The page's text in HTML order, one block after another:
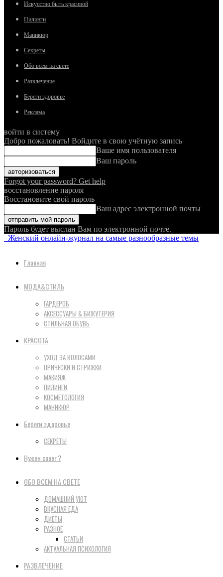
Искусство быть красивой
Пилинги
Маникюр
Секреты
Обо всём на свете
Развлечение
Береги здоровье
Реклама
войти в систему
Добро пожаловать! Войдите в свою учётную запись
Ваше имя пользователя
Ваш пароль
Forgot your password? Get help
восстановление пароля
Восстановите свой пароль
Ваш адрес электронной почты
Пароль будет выслан Вам по электронной почте.
Женский онлайн-журнал на самые разнообразные темы
Главная
МОДА&СТИЛЬ
ГАРДЕРОБ
АКСЕССУАРЫ & БИЖУТЕРИЯ
СТИЛЬНАЯ ОБУВЬ
КРАСОТА
УХОД ЗА ВОЛОСАМИ
ПРИЧЕСКИ И СТРИЖКИ
МАКИЯЖ
ПИЛИНГИ
КОСМЕТОЛОГИЯ
МАНИКЮР
Береги здоровье
СЕКРЕТЫ
Нужен совет?
ОБО ВСЕМ НА СВЕТЕ
ДОМАШНИЙ УЮТ
ВКУСНАЯ ЕДА
ДИЕТЫ
РАЗНОЕ
СТАТЬИ
АКТУАЛЬНАЯ ПСИХОЛОГИЯ
РАЗВЛЕЧЕНИЕ